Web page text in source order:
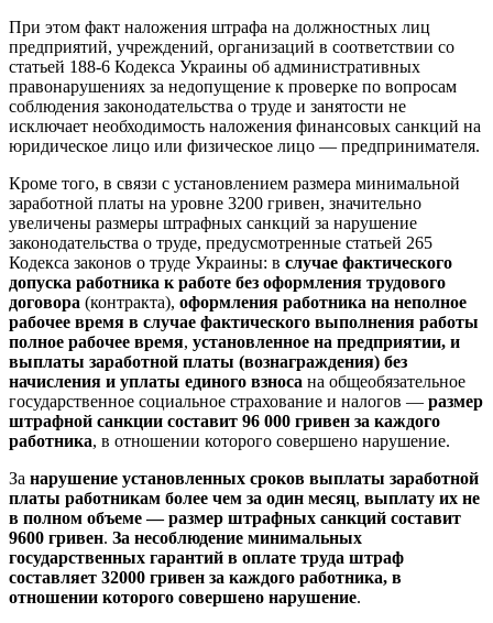
При этом факт наложения штрафа на должностных лиц
предприятий, учреждений, организаций в соответствии со
статьей 188-6 Кодекса Украины об административных
правонарушениях за недопущение к проверке по вопросам
соблюдения законодательства о труде и занятости не
исключает необходимость наложения финансовых санкций на
юридическое лицо или физическое лицо — предпринимателя.
Кроме того, в связи с установлением размера минимальной
заработной платы на уровне 3200 гривен, значительно
увеличены размеры штрафных санкций за нарушение
законодательства о труде, предусмотренные статьей 265
Кодекса законов о труде Украины: в случае фактического
допуска работника к работе без оформления трудового
договора (контракта), оформления работника на неполное
рабочее время в случае фактического выполнения работы
полное рабочее время, установленное на предприятии, и
выплаты заработной платы (вознаграждения) без
начисления и уплаты единого взноса на общеобязательное
государственное социальное страхование и налогов — размер
штрафной санкции составит 96 000 гривен за каждого
работника, в отношении которого совершено нарушение.
За нарушение установленных сроков выплаты заработной
платы работникам более чем за один месяц, выплату их не
в полном объеме — размер штрафных санкций составит
9600 гривен. За несоблюдение минимальных
государственных гарантий в оплате труда штраф
составляет 32000 гривен за каждого работника, в
отношении которого совершено нарушение.